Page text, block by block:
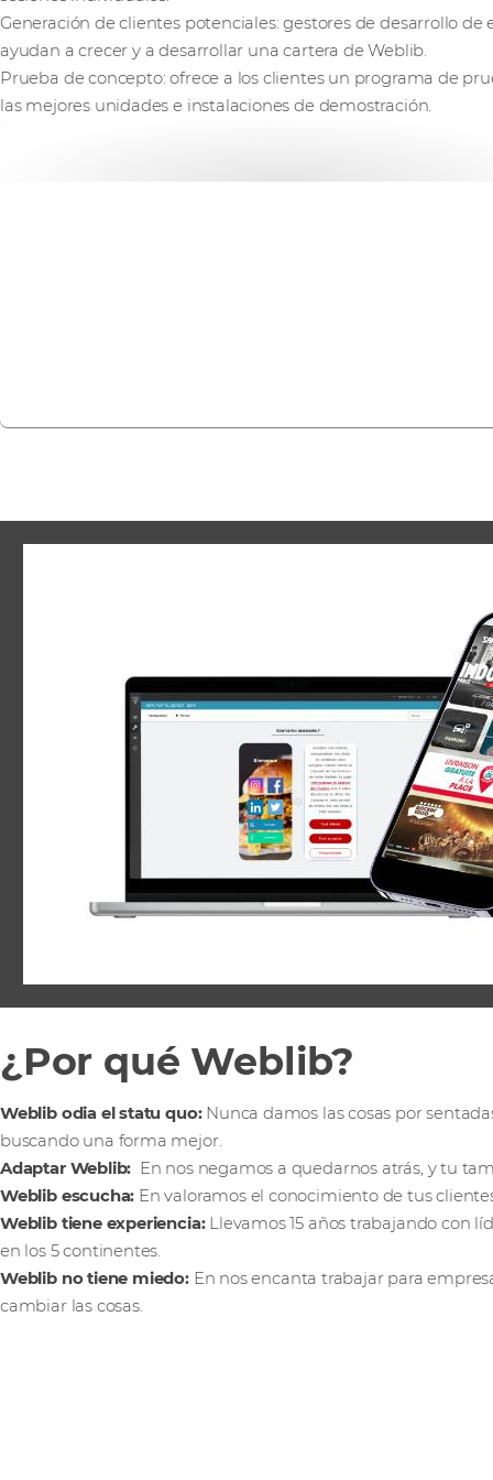
Generación de clientes potenciales: gestores de desarrollo
ayudan a crecer y a desarrollar una cartera de Weblib.
Prueba de concepto: ofrece a los clientes un programa de
las mejores unidades e instalaciones de demostración.
¿Por qué Weblib?
Weblib odia el statu quo: Nunca damos las cosas por
buscando una forma mejor.
Adaptar Weblib: En nos negamos a quedarnos atrás, y tu
Weblib escucha: En valoramos el conocimiento de tus
Weblib tiene experiencia: Llevamos 15 años trabajando con
en los 5 continentes.
Weblib no tiene miedo: En nos encanta trabajar para
cambiar las cosas.